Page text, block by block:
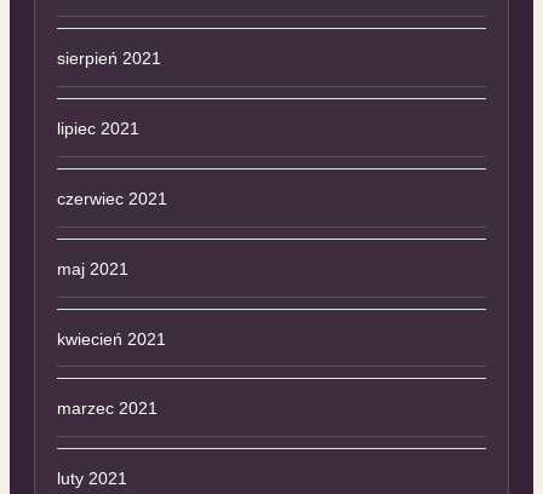
sierpień 2021
lipiec 2021
czerwiec 2021
maj 2021
kwiecień 2021
marzec 2021
luty 2021